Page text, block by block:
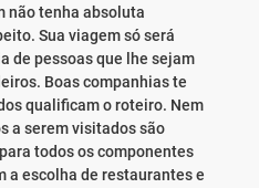
não tenha absoluta
Sua viagem só será
de pessoas que lhe sejam
Boas companhias te
qualificam o roteiro. Nem
a serem visitados são
todos os componentes
a escolha de restaurantes e